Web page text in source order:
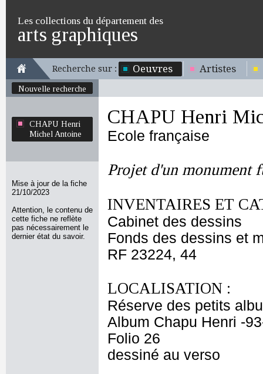
Les collections du département des
arts graphiques
Recherche sur : Oeuvres Artistes
Nouvelle recherche
CHAPU Henri
Michel Antoine
Mise à jour de la fiche
21/10/2023
Attention, le contenu de
cette fiche ne reflète
pas nécessairement le
dernier état du savoir.
CHAPU Henri
Ecole française
Projet d'un monument
INVENTAIRES ET
Cabinet des dessins
Fonds des dessins et
RF 23224, 44
LOCALISATION :
Réserve des petits
Album Chapu Henri -
Folio 26
dessiné au verso